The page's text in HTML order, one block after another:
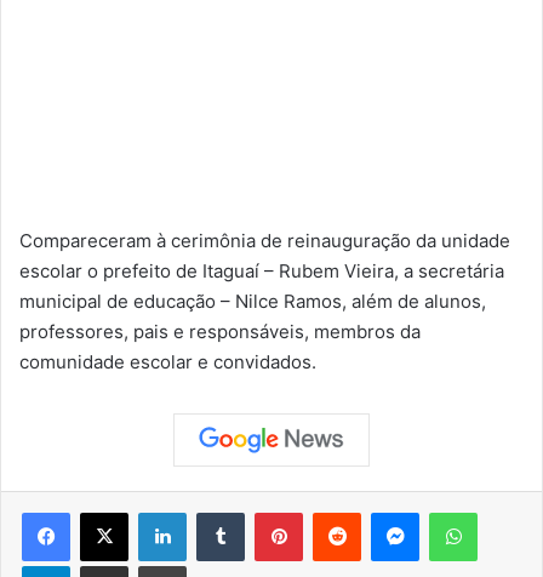
Compareceram à cerimônia de reinauguração da unidade
escolar o prefeito de Itaguaí – Rubem Vieira, a secretária
municipal de educação – Nilce Ramos, além de alunos,
professores, pais e responsáveis, membros da
comunidade escolar e convidados.
Telegram